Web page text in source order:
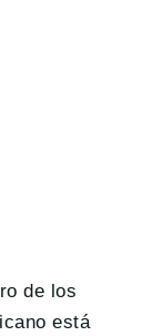
de los
está